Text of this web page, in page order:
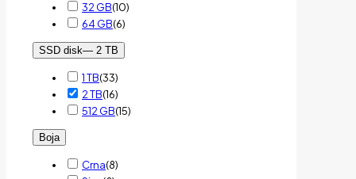
32 GB(10)
64 GB(6)
SSD disk— 2 TB
1 TB(33)
2 TB(16)
512 GB(15)
Boja
Crna(8)